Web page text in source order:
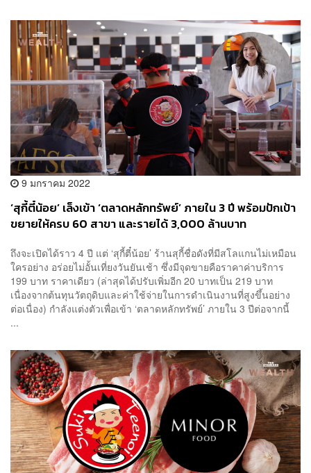
9 มกราคม 2022
‘สุกี้ตี๋น้อย’ เล็งเข้า ‘ตลาดหลักทรัพย์’ ภายใน 3 ปี พร้อมปักเป้า
ขยายให้ครบ 60 สาขา และรายได้ 3,000 ล้านบาท
ถึงจะเปิดได้ราว 4 ปี แต่ ‘สุกี้ตี๋น้อย’ ร้านสุกี้ชื่อดังที่มีสโลแกนไม่เหมือน
ใครอย่าง อร่อยไม่อั้นเที่ยงวันยันเช้า ซึ่งมีจุดขายคือราคาค่าบริการ
199 บาท ราคาเดียว (ล่าสุดได้ปรับเพิ่มอีก 20 บาทเป็น 219 บาท
เนื่องจากต้นทุนวัตถุดิบและค่าใช้จ่ายในการดำเนินงานที่สูงขึ้นอย่าง
ต่อเนื่อง) กำลังแต่งตัวเพื่อเข้า ‘ตลาดหลักทรัพย์’ ภายใน 3 ปีต่อจากนี้
...